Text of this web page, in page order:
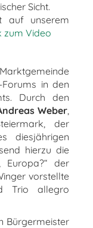
Sicht.
auf unserem
zum Video
in den
Durch den
Weber,
der
diesjährigen
hierzu die
Europa?“ der
vorstellte
Trio allegro
Bürgermeister